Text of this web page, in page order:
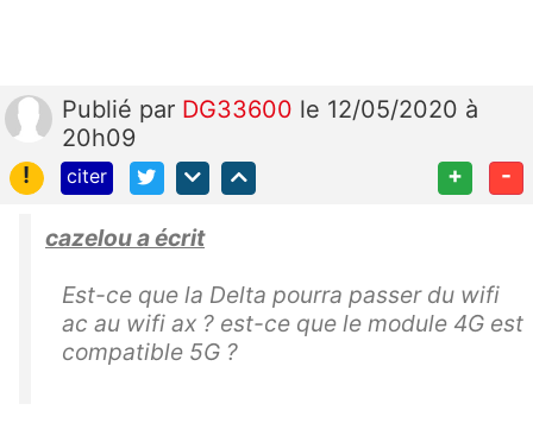
Publié par DG33600 le 12/05/2020 à
20h09
!
citer + -
cazelou a écrit
Est-ce que la Delta pourra passer du wifi
ac au wifi ax ? est-ce que le module 4G est
compatible 5G ?